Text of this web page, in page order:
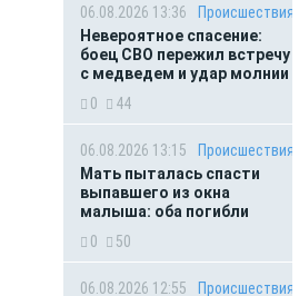
06.08.2026 13:36
Происшествия
Невероятное спасение:
боец СВО пережил встречу
с медведем и удар молнии
0
44
06.08.2026 13:15
Происшествия
Мать пыталась спасти
выпавшего из окна
малыша: оба погибли
0
50
06.08.2026 12:55 Происшествия